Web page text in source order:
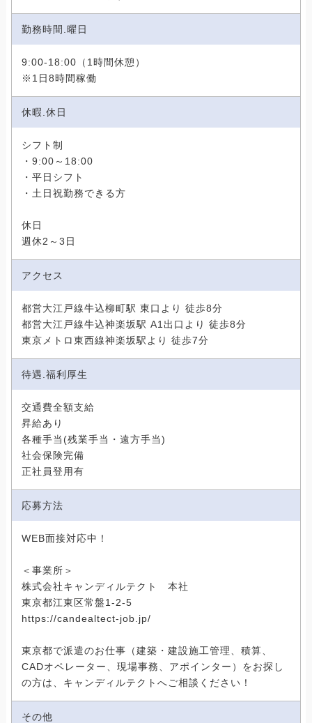
勤務時間.曜日
9:00-18:00（1時間休憩）
※1日8時間稼働
休暇.休日
シフト制
・9:00～18:00
・平日シフト
・土日祝勤務できる方
休日
週休2～3日
アクセス
都営大江戸線牛込柳町駅 東口より 徒歩8分
都営大江戸線牛込神楽坂駅 A1出口より 徒歩8分
東京メトロ東西線神楽坂駅より 徒歩7分
待遇.福利厚生
交通費全額支給
昇給あり
各種手当(残業手当・遠方手当)
社会保険完備
正社員登用有
応募方法
WEB面接対応中！
＜事業所＞
株式会社キャンディルテクト 本社
東京都江東区常盤1-2-5
https://candealtect-job.jp/
東京都で派遣のお仕事（建築・建設施工管理、積算、
CADオペレーター、現場事務、アポインター）をお探し
の方は、キャンディルテクトへご相談ください！
その他